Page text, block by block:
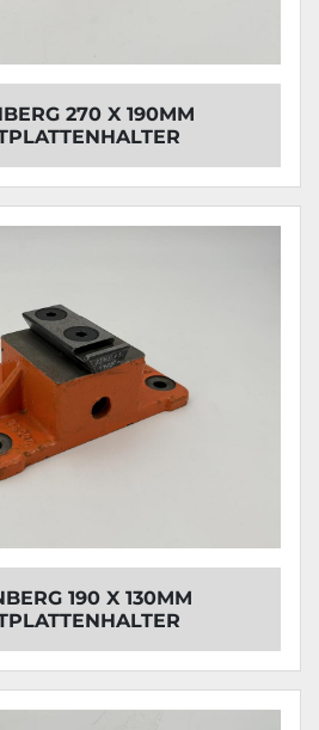
270 X 190MM
190 X 130MM